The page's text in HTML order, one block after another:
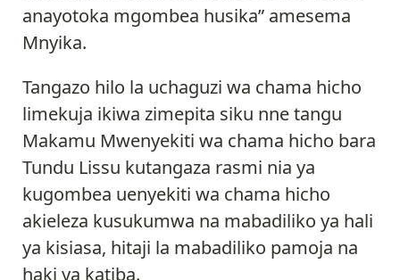
anayotoka mgombea husika” amesema
Mnyika.
Tangazo hilo la uchaguzi wa chama hicho
limekuja ikiwa zimepita siku nne tangu
Makamu Mwenyekiti wa chama hicho bara
Tundu Lissu kutangaza rasmi nia ya
kugombea uenyekiti wa chama hicho
akieleza kusukumwa na mabadiliko ya hali
ya kisiasa, hitaji la mabadiliko pamoja na
haki ya katiba.